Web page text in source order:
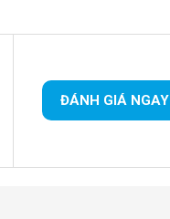
ĐÁNH GIÁ NGAY